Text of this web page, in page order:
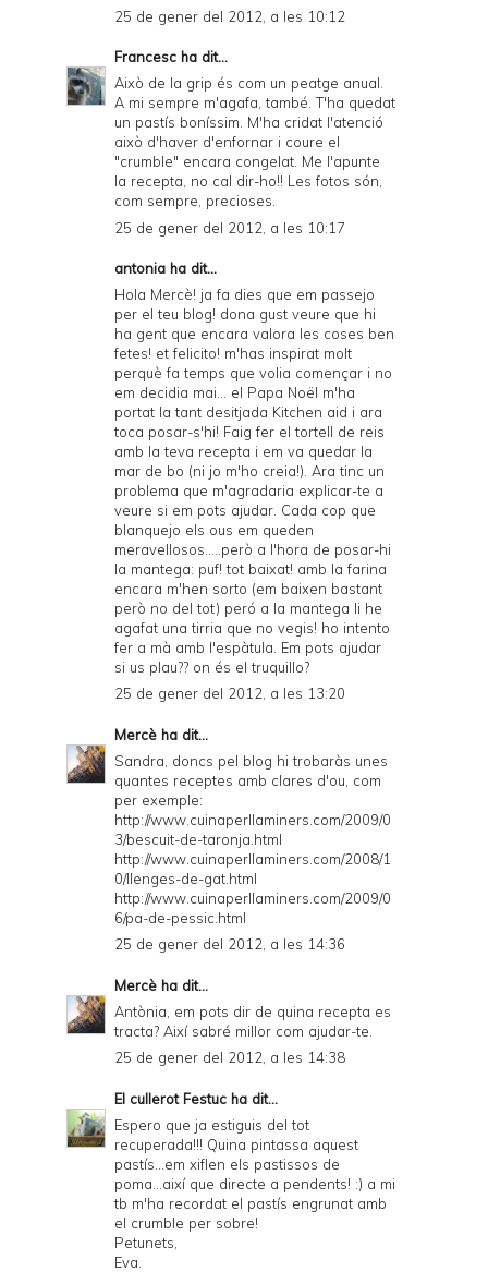
25 de gener del 2012, a les 10:12
Francesc ha dit...
Això de la grip és com un peatge anual.
A mi sempre m'agafa, també. T'ha quedat
un pastís boníssim. M'ha cridat l'atenció
això d'haver d'enfornar i coure el
"crumble" encara congelat. Me l'apunte
la recepta, no cal dir-ho!! Les fotos són,
com sempre, precioses.
25 de gener del 2012, a les 10:17
antonia ha dit...
Hola Mercè! ja fa dies que em passejo
per el teu blog! dona gust veure que hi
ha gent que encara valora les coses ben
fetes! et felicito! m'has inspirat molt
perquè fa temps que volia començar i no
em decidia mai... el Papa Noël m'ha
portat la tant desitjada Kitchen aid i ara
toca posar-s'hi! Faig fer el tortell de reis
amb la teva recepta i em va quedar la
mar de bo (ni jo m'ho creia!). Ara tinc un
problema que m'agradaria explicar-te a
veure si em pots ajudar. Cada cop que
blanquejo els ous em queden
meravellosos.....però a l'hora de posar-hi
la mantega: puf! tot baixat! amb la farina
encara m'hen sorto (em baixen bastant
però no del tot) peró a la mantega li he
agafat una tirria que no vegis! ho intento
fer a mà amb l'espàtula. Em pots ajudar
si us plau?? on és el truquillo?
25 de gener del 2012, a les 13:20
Mercè ha dit...
Sandra, doncs pel blog hi trobaràs unes
quantes receptes amb clares d'ou, com
per exemple:
http://www.cuinaperllaminers.com/2009/0
3/bescuit-de-taronja.html
http://www.cuinaperllaminers.com/2008/1
0/llenges-de-gat.html
http://www.cuinaperllaminers.com/2009/0
6/pa-de-pessic.html
25 de gener del 2012, a les 14:36
Mercè ha dit...
Antònia, em pots dir de quina recepta es
tracta? Així sabré millor com ajudar-te.
25 de gener del 2012, a les 14:38
El cullerot Festuc ha dit...
Espero que ja estiguis del tot
recuperada!!! Quina pintassa aquest
pastís...em xiflen els pastissos de
poma...així que directe a pendents! :) a mi
tb m'ha recordat el pastís engrunat amb
el crumble per sobre!
Petunets,
Eva.